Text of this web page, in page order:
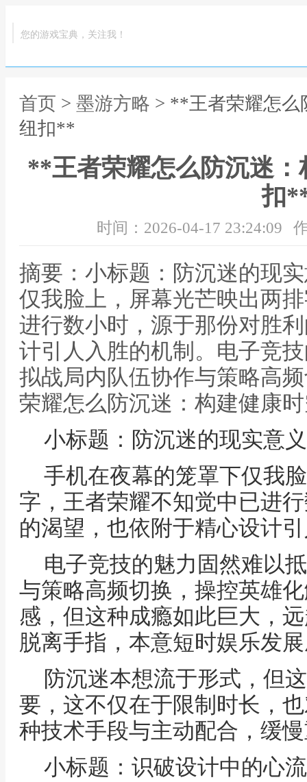
您的游戏宝典，关注我！
首页 > 墨游方略 > **王者荣耀怎么
纽扣**
**王者荣耀怎么防沉迷
扣
时间：2026-04-17 23:24:09
摘要：小标题：防沉迷的现
仅我脸上，屏幕光芒映出两
进行数小时，源于那份对胜
计引人入胜的机制。电子竞
拟战局内队伍协作与策略高
荣耀怎么防沉迷：构建健康
小标题：防沉迷的现实意义
手机在夜幕的笼罩下仅我
字，王者荣耀不知觉中已进
的渴望，也依附于精心设计
电子竞技的魅力固然难以
与策略高频切换，操控英雄
感，但这种成瘾如此巨大，
脱离手指，本意短时娱乐发
防沉迷本想流于形式，但
要，这不仅在于限制时长，
种技术手段与主动配合，缓
小标题：识破设计中的心